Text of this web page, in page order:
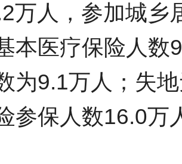
万人，参加城
本医疗保险人数
为9.1万人；失
参保人数16.0万